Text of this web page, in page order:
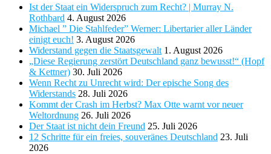
Ist der Staat ein Widerspruch zum Recht? | Murray N.
Rothbard 4. August 2026
Michael ” Die Stahlfeder” Werner: Libertarier aller Länder
einigt euch! 3. August 2026
Widerstand gegen die Staatsgewalt 1. August 2026
„Diese Regierung zerstört Deutschland ganz bewusst!“ (Hopf
& Kettner) 30. Juli 2026
Wenn Recht zu Unrecht wird: Der epische Song des
Widerstands 28. Juli 2026
Kommt der Crash im Herbst? Max Otte warnt vor neuer
Weltordnung 26. Juli 2026
Der Staat ist nicht dein Freund 25. Juli 2026
12 Schritte für ein freies, souveränes Deutschland 23. Juli
2026